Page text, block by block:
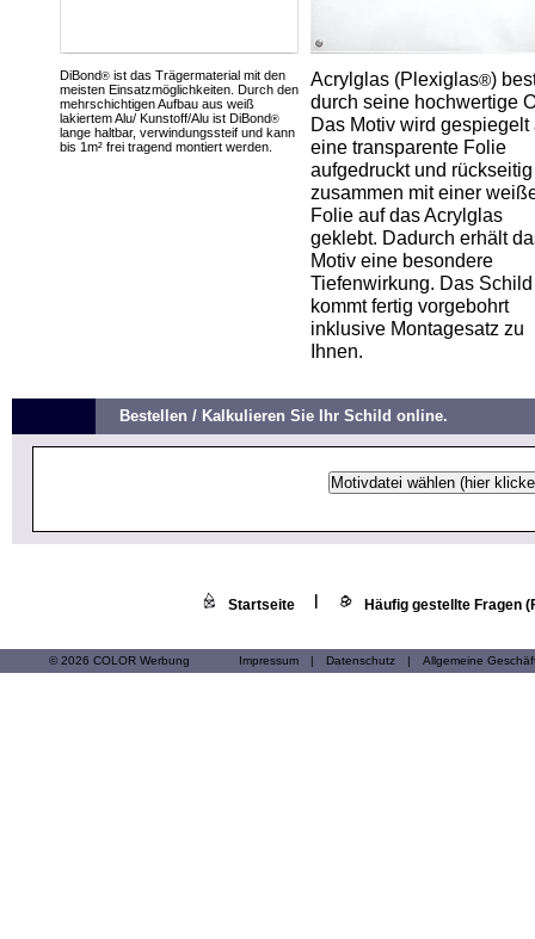
DiBond® ist das Trägermaterial mit den
meisten Einsatzmöglichkeiten. Durch den
mehrschichtigen Aufbau aus weiß
lakiertem Alu/ Kunstoff/Alu ist DiBond®
lange haltbar, verwindungssteif und kann
bis 1m² frei tragend montiert werden.
Acrylglas (Plexiglas®)
durch seine hochwertige
Das Motiv wird gespiegelt
eine transparente Folie
aufgedruckt und rückseitig
zusammen mit einer
Folie auf das Acrylglas
geklebt. Dadurch erhält
Motiv eine besondere
Tiefenwirkung. Das Schild
kommt fertig vorgebohrt
inklusive Montagesatz zu
Ihnen.
Bestellen / Kalkulieren Sie Ihr Schild online.
Startseite Häufig gestellte Fragen
© 2026 COLOR Werbung Impressum | Datenschutz | Allgemeine